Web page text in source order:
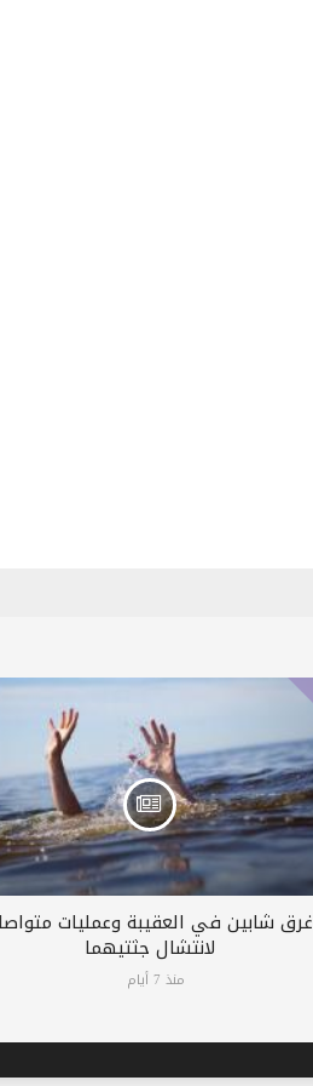
غرق شابين في العقيبة وعمليات
لانتشال جثتيهما
منذ 7 أيام